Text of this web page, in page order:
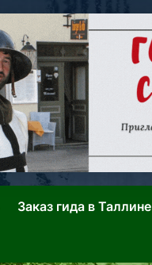
Заказ гида в Таллине